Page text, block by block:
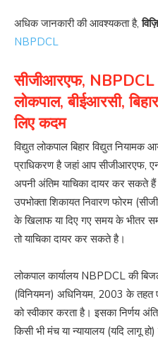
अधिक जानकारी की आवश्यकता है,
NBPDCL
सीजीआरएफ,
लोकपाल, बीईआरसी,
लिए कदम
विद्युत लोकपाल बिहार विद्युत नियामक
प्राधिकरण है जहां आप सीजीआरएफ,
अपनी अंतिम याचिका दायर कर सकते
उपभोक्ता शिकायत निवारण फोरम
के खिलाफ या दिए गए समय के भीतर
तो याचिका दायर कर सकते है।
लोकपाल कार्यालय NBPDCL की
(विनियमन) अधिनियम, 2003 के तहत
को स्वीकार करता है। इसका निर्णय
किसी भी मंच या न्यायालय (यदि लागू